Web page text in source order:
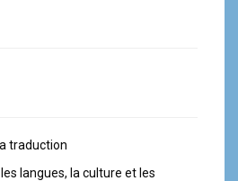
traduction
langues, la culture et les